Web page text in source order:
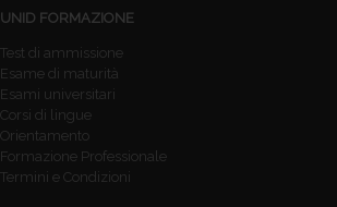
UNID FORMAZIONE
Test di ammissione
Esame di maturità
Esami universitari
Corsi di lingue
Orientamento
Formazione Professionale
Termini e Condizioni